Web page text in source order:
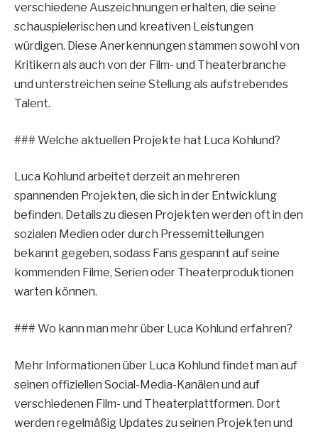
verschiedene Auszeichnungen erhalten, die seine
schauspielerischen und kreativen Leistungen
würdigen. Diese Anerkennungen stammen sowohl von
Kritikern als auch von der Film- und Theaterbranche
und unterstreichen seine Stellung als aufstrebendes
Talent.
### Welche aktuellen Projekte hat Luca Kohlund?
Luca Kohlund arbeitet derzeit an mehreren
spannenden Projekten, die sich in der Entwicklung
befinden. Details zu diesen Projekten werden oft in den
sozialen Medien oder durch Pressemitteilungen
bekannt gegeben, sodass Fans gespannt auf seine
kommenden Filme, Serien oder Theaterproduktionen
warten können.
### Wo kann man mehr über Luca Kohlund erfahren?
Mehr Informationen über Luca Kohlund findet man auf
seinen offiziellen Social-Media-Kanälen und auf
verschiedenen Film- und Theaterplattformen. Dort
werden regelmäßig Updates zu seinen Projekten und